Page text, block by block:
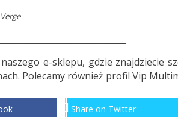
naszego e-sklepu, gdzie znajdziecie
Polecamy również profil Vip
Share on Twitter